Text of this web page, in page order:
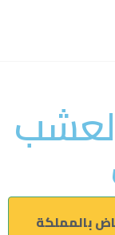
الرياض بالمملكة